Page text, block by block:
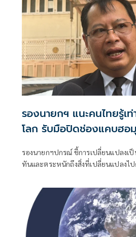
รองนายกฯ แนะคนไทยรู้เ
โลก รับมือปิดช่องแคบฮอ
รอบสามตะวันออกกลาง
รองนายกฯปกรณ์ ชี้การเปลี่ยนแปลงเป็
ทันและตระหนักถึงสิ่งที่เปลี่ยนแปลงไ